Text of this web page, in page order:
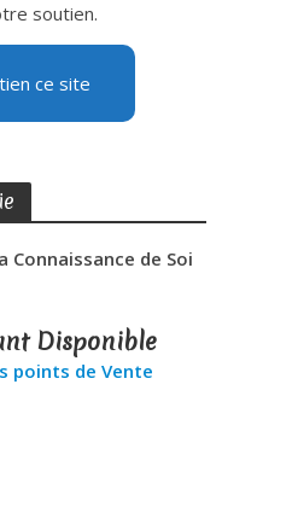
soutien.
ce site
Connaissance de Soi
Disponible
points de Vente